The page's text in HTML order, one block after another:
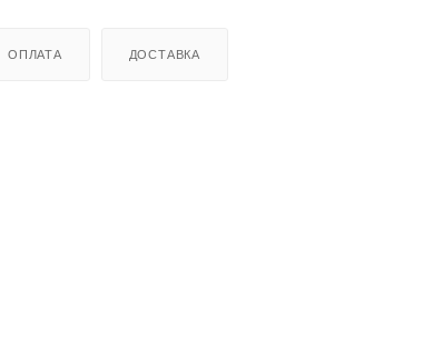
ОПЛАТА ДОСТАВКА